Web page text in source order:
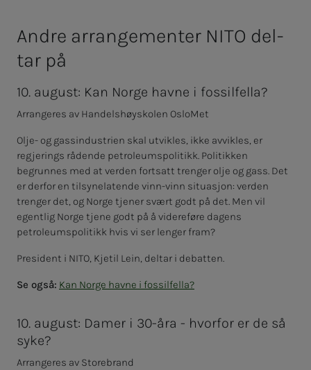
And­­­re ar­ran­­­ge­­­men­­­ter NITO del­­­
tar på
10. august: Kan Norge havne i fossilfella?
Arrangeres av Handelshøyskolen OsloMet
Olje- og gassindustrien skal utvikles, ikke avvikles, er
regjerings rådende petroleumspolitikk. Politikken
begrunnes med at verden fortsatt trenger olje og gass. Det
er derfor en tilsynelatende vinn-vinn situasjon: verden
trenger det, og Norge tjener svært godt på det. Men vil
egentlig Norge tjene godt på å videreføre dagens
petroleumspolitikk hvis vi ser lenger fram?
President i NITO, Kjetil Lein, deltar i debatten.
Se også: Kan Norge havne i fossilfella?
10. august: Damer i 30-åra - hvorfor er de så
syke?
Arrangeres av Storebrand